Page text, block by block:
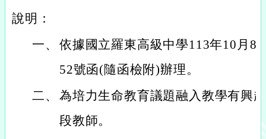
說明：
一、 依據國立羅東高級中學113年10月8
52號函(隨函檢附)辦理。
二、 為培力生命教育議題融入教學有興
段教師。